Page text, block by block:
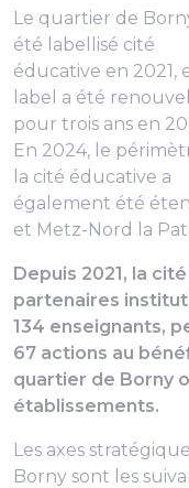
Le quartier de
été labellisé cité
éducative en 2021,
label a été
pour trois ans en
En 2024, le
la cité éducative a
également été
et Metz-Nord la
Depuis 2021, la
partenaires
134 enseignants,
67 actions au
quartier de Borny
établissements.
Les axes
Borny sont les